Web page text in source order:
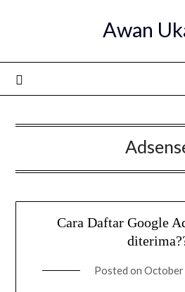
Awan
Cara Daftar Google
Posted on